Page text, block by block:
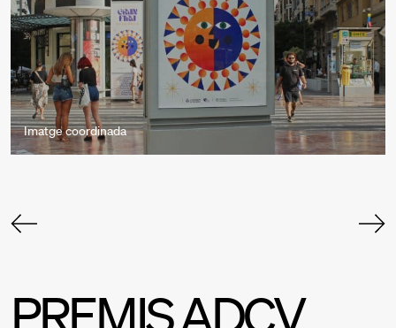
Imatge coordinada
PREMIS ADCV